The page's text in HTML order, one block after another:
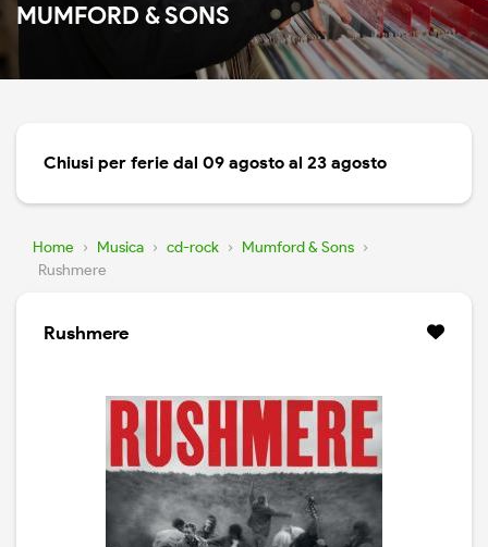
MUMFORD & SONS
Chiusi per ferie dal 09 agosto al 23 agosto
Home › Musica › cd-rock › Mumford & Sons ›
Rushmere
Rushmere